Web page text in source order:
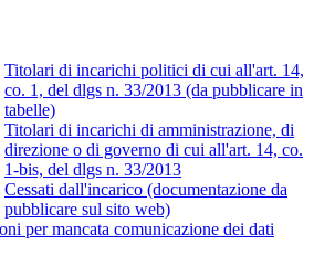
Titolari di incarichi politici di cui all'art. 14,
co. 1, del dlgs n. 33/2013 (da pubblicare in
tabelle)
Titolari di incarichi di amministrazione, di
direzione o di governo di cui all'art. 14, co.
1-bis, del dlgs n. 33/2013
Cessati dall'incarico (documentazione da
pubblicare sul sito web)
per mancata comunicazione dei dati